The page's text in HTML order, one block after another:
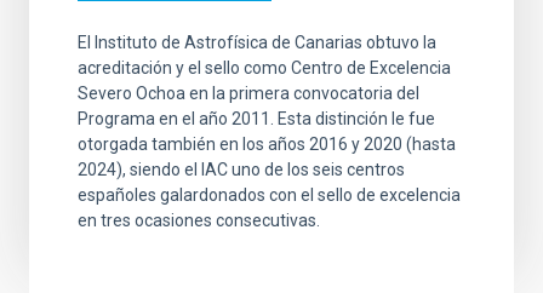
El Instituto de Astrofísica de Canarias obtuvo la
acreditación y el sello como Centro de Excelencia
Severo Ochoa en la primera convocatoria del
Programa en el año 2011. Esta distinción le fue
otorgada también en los años 2016 y 2020 (hasta
2024), siendo el IAC uno de los seis centros
españoles galardonados con el sello de excelencia
en tres ocasiones consecutivas.